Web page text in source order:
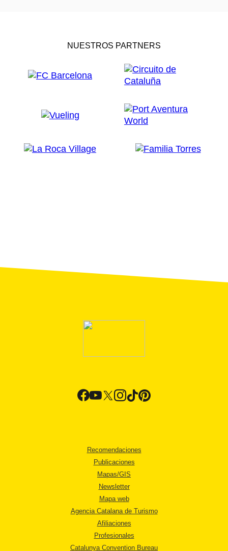
NUESTROS PARTNERS
Recomendaciones
Publicaciones
Mapas/GIS
Newsletter
Mapa web
Agencia Catalana de Turismo
Afiliaciones
Profesionales
Catalunya Convention Bureau